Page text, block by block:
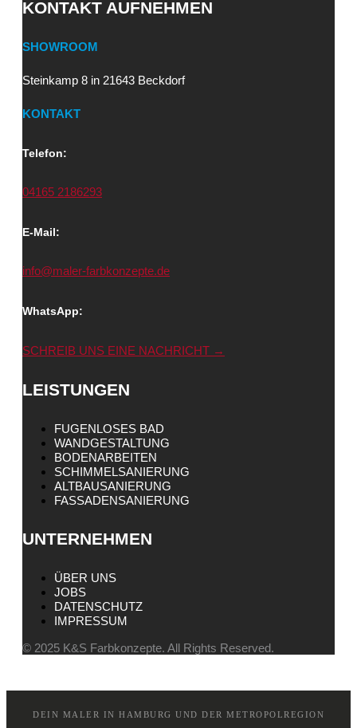
KONTAKT AUFNEHMEN
SHOWROOM
Steinkamp 8 in 21643 Beckdorf
KONTAKT
Telefon:
04165 2186293
E-Mail:
info@maler-farbkonzepte.de
WhatsApp:
SCHREIB UNS EINE NACHRICHT →
LEISTUNGEN
FUGENLOSES BAD
WANDGESTALTUNG
BODENARBEITEN
SCHIMMELSANIERUNG
ALTBAUSANIERUNG
FASSADENSANIERUNG
UNTERNEHMEN
ÜBER UNS
JOBS
DATENSCHUTZ
IMPRESSUM
© 2025 K&S Farbkonzepte. All Rights Reserved.
DEIN MALER IN HAMBURG UND DER METROPOLREGION